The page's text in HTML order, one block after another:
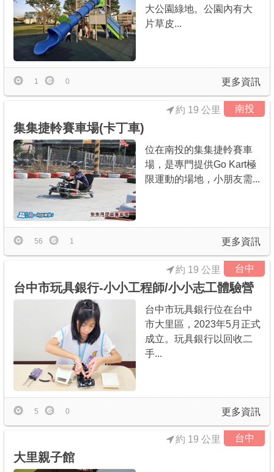
大公園綠地。公園內有大
片草皮...
更多資訊
1 0
南投
集集捷軨賽車場(卡丁車)
約 19 公里
位在南投的集集捷軨賽車
場，是專門提供Go Kart極
限運動的場地，小朋友需...
更多資訊
56 1
台中
台中市玩具銀行-小小工程師/小小志工體驗營
約 19 公里
台中市玩具銀行位在台中
市大里區，2023年5月正式
成立。玩具銀行以回收二
手...
更多資訊
5 0
台中
大里親子館
約 19 公里